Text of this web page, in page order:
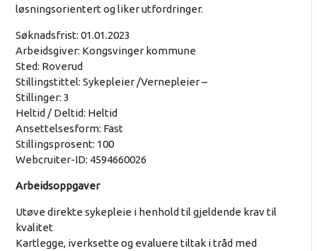
løsningsorientert og liker utfordringer.
Søknadsfrist: 01.01.2023
Arbeidsgiver: Kongsvinger kommune
Sted: Roverud
Stillingstittel: Sykepleier /Vernepleier –
Stillinger: 3
Heltid / Deltid: Heltid
Ansettelsesform: Fast
Stillingsprosent: 100
Webcruiter-ID: 4594660026
Arbeidsoppgaver
Utøve direkte sykepleie i henhold til gjeldende krav til
kvalitet
Kartlegge, iverksette og evaluere tiltak i tråd med